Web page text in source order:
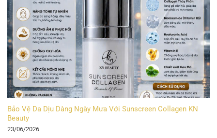
Bảo Vệ Da Dịu Dàng Ngày Mưa Với Sunscreen Collagen KN
Beauty
23/06/2026